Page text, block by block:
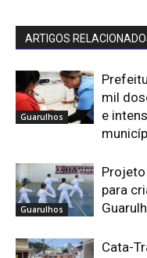
ARTIGOS
Guarulhos
mil
e
Guarulhos
para
Cata-